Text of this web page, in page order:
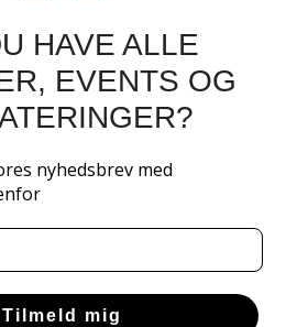
HAVE ALLE
EVENTS OG
nyhedsbrev med
Tilmeld mig